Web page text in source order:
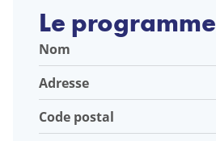
Le programme
Nom
Adresse
Code postal